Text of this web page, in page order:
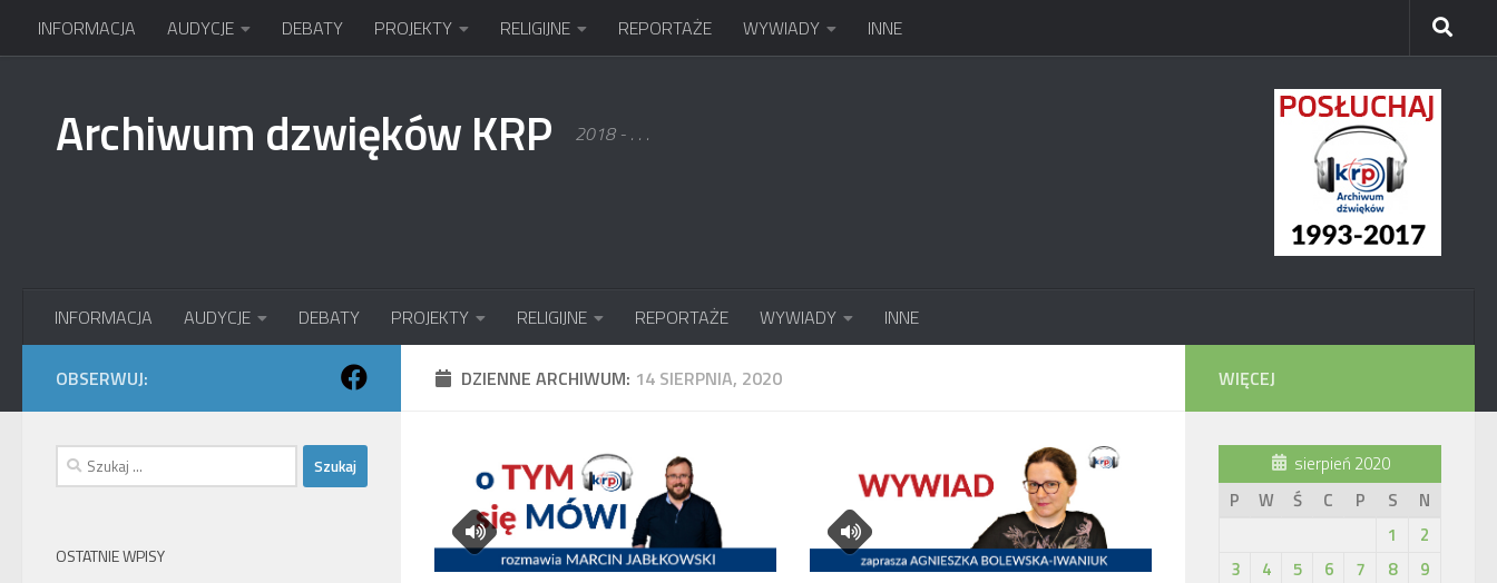
Przejdź do treści
INFORMACJA AUDYCJE DEBATY PROJEKTY RELIGIJNE REPORTAŻE WYWIADY INNE
Archiwum dzwięków KRP 2018 - . . .
INFORMACJA AUDYCJE DEBATY PROJEKTY RELIGIJNE REPORTAŻE WYWIADY INNE
DZIENNE ARCHIWUM: 14 SIERPNIA, 2020
OBSERWUJ:
Szukaj:
OSTATNIE WPISY
WIĘCEJ
sierpień 2020
P
W Ś C P S
N
1
2
3
4 5 6 7 8
9